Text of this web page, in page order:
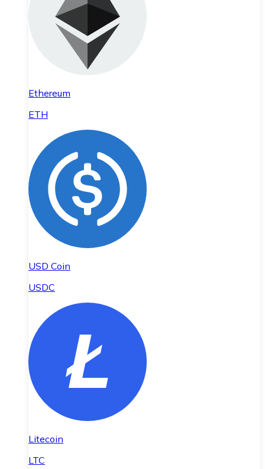
Ethereum
ETH
USD Coin
USDC
Litecoin
LTC